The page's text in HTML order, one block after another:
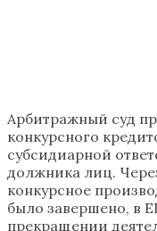
Арбитражный суд
конкурсного
субсидиарной
должника лиц.
конкурсное
было завершено, в
прекращении